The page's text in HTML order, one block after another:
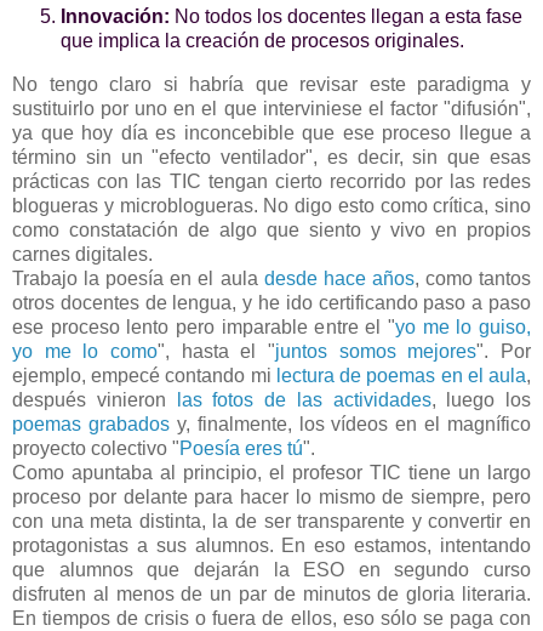
Innovación: No todos los docentes llegan a esta fase
que implica la creación de procesos originales.
No tengo claro si habría que revisar este paradigma y
sustituirlo por uno en el que interviniese el factor "difusión",
ya que hoy día es inconcebible que ese proceso llegue a
término sin un "efecto ventilador", es decir, sin que esas
prácticas con las TIC tengan cierto recorrido por las redes
blogueras y microblogueras. No digo esto como crítica, sino
como constatación de algo que siento y vivo en propios
carnes digitales.
Trabajo la poesía en el aula desde hace años, como tantos
otros docentes de lengua, y he ido certificando paso a paso
ese proceso lento pero imparable entre el "yo me lo guiso,
yo me lo como", hasta el "juntos somos mejores". Por
ejemplo, empecé contando mi lectura de poemas en el aula,
después vinieron
las fotos de las actividades, luego los
poemas grabadosy, finalmente, los vídeos en el magnífico
proyecto colectivo "Poesía eres tú".
Como apuntaba al principio, el profesor TIC tiene un largo
proceso por delante para hacer lo mismo de siempre, pero
con una meta distinta, la de ser transparente y convertir en
protagonistas a sus alumnos. En eso estamos, intentando
que alumnos que dejarán la ESO en segundo curso
disfruten al menos de un par de minutos de gloria literaria.
En tiempos de crisis o fuera de ellos, eso sólo se paga con